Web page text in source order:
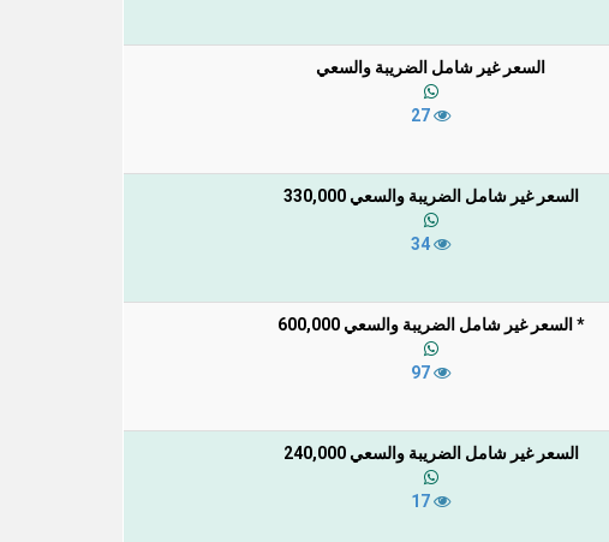
السعر غير شامل الضريبة والسعي
السعر غير شامل الضريبة والسعي 330,000
* السعر غير شامل الضريبة والسعي 600,000
السعر غير شامل الضريبة والسعي 240,000